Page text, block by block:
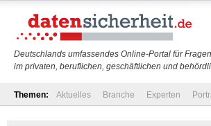
Deutschlands umfassendes Online-Portal für
im privaten, beruflichen, geschäftlichen und
Themen: Aktuelles Branche Experten